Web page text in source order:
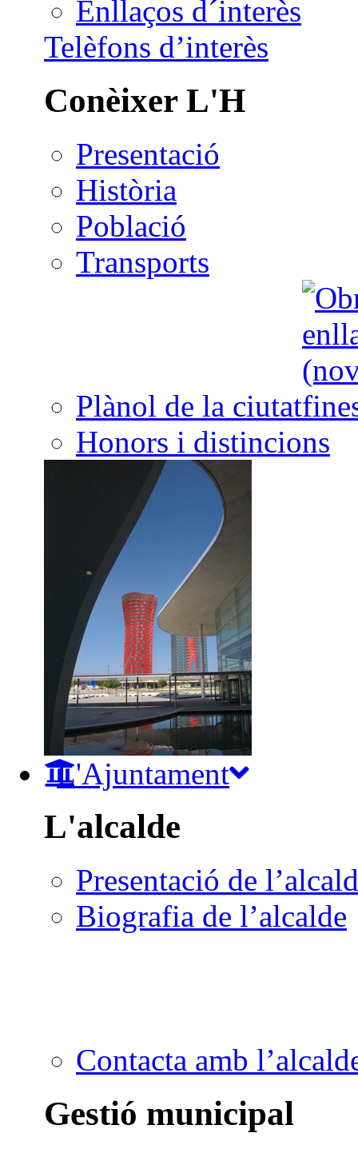
Enllaços d´interès
Telèfons d’interès
Conèixer L'H
Presentació
Història
Població
Transports
Plànol de la ciutat
Honors i distincions
L'Ajuntament
L'alcalde
Presentació de
Biografia de l’alcalde
Contacta amb
Gestió municipal